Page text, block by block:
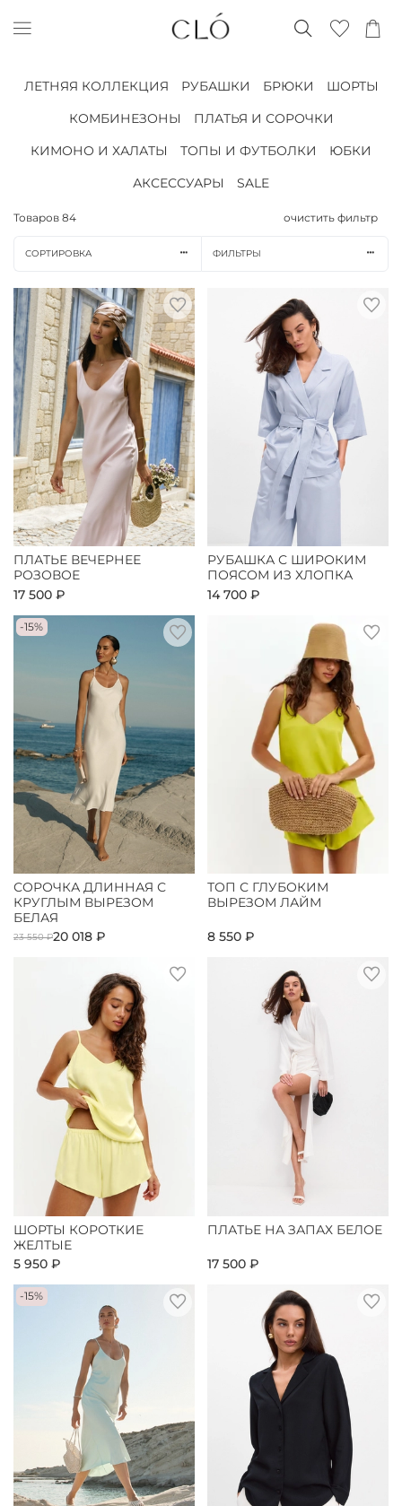
ЛЕТНЯЯ КОЛЛЕКЦИЯ РУБАШКИ БРЮКИ
ШОРТЫ
КОМБИНЕЗОНЫ
ПЛАТЬЯ И СОРОЧКИ
КИМОНО И ХАЛАТЫ
ТОПЫ И ФУТБОЛКИ
ЮБКИ
АКСЕССУАРЫ
SALE
Товаров 84 очистить фильтр
СОРТИРОВКА ФИЛЬТРЫ
ПЛАТЬЕ ВЕЧЕРНЕЕ
РОЗОВОЕ
17 500 ₽
РУБАШКА С ШИРОКИМ
ПОЯСОМ ИЗ ХЛОПКА
14 700 ₽
-15%
СОРОЧКА ДЛИННАЯ С
КРУГЛЫМ ВЫРЕЗОМ
БЕЛАЯ
23 550 ₽20 018 ₽
ТОП С ГЛУБОКИМ
ВЫРЕЗОМ ЛАЙМ
8 550 ₽
ШОРТЫ КОРОТКИЕ
ЖЕЛТЫЕ
5 950 ₽
ПЛАТЬЕ НА ЗАПАХ БЕЛОЕ
17 500 ₽
-15%